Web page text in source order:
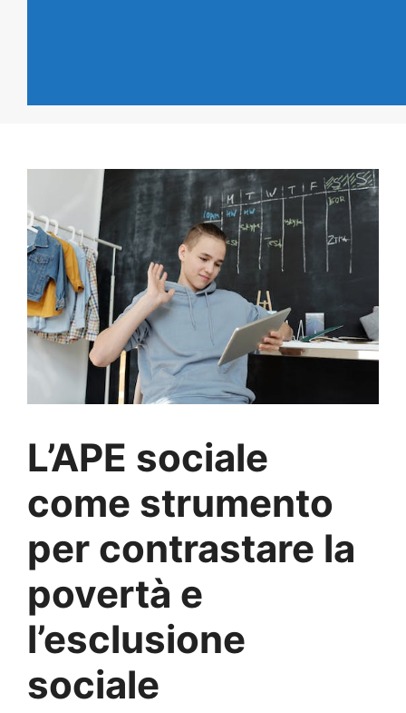
L’APE sociale
come strumento
per contrastare la
povertà e
l’esclusione
sociale